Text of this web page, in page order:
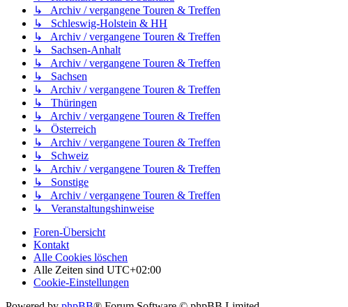
↳ Archiv / vergangene Touren & Treffen
↳ Schleswig-Holstein & HH
↳ Archiv / vergangene Touren & Treffen
↳ Sachsen-Anhalt
↳ Archiv / vergangene Touren & Treffen
↳ Sachsen
↳ Archiv / vergangene Touren & Treffen
↳ Thüringen
↳ Archiv / vergangene Touren & Treffen
↳ Österreich
↳ Archiv / vergangene Touren & Treffen
↳ Schweiz
↳ Archiv / vergangene Touren & Treffen
↳ Sonstige
↳ Archiv / vergangene Touren & Treffen
↳ Veranstaltungshinweise
Foren-Übersicht
Kontakt
Alle Cookies löschen
Alle Zeiten sind UTC+02:00
Cookie-Einstellungen